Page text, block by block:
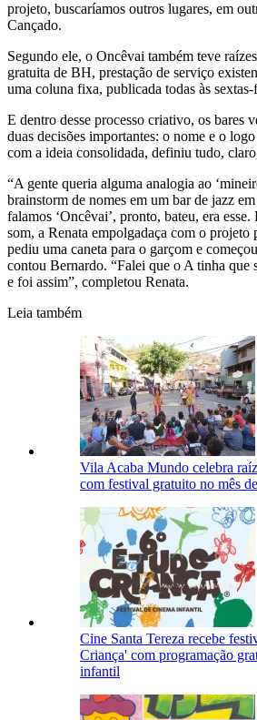
projeto, buscaríamos outros lugares, em
Cançado.
Segundo ele, o Oncêvai também teve
gratuita de BH, prestação de serviço
uma coluna fixa, publicada todas às sextas-
E dentro desse processo criativo, os bares
duas decisões importantes: o nome e o
com a ideia consolidada, definiu tudo,
“A gente queria alguma analogia ao
brainstorm de nomes em um bar de jazz
falamos ‘Oncêvai’, pronto, bateu, era
som, a Renata empolgadaça com o projeto
pediu uma caneta para o garçom e
contou Bernardo. “Falei que o A tinha que
e foi assim”, completou Renata.
Leia também
Vila Acaba Mundo celebra
com festival gratuito no mês
Cine Santa Tereza recebe
Criança' com programação
infantil